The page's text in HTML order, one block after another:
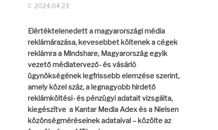
2024.04.23.
Elértéktelenedett a magyarországi média
reklámárazása, kevesebbet költenek a cégek
reklámra a Mindshare, Magyarország egyik
vezető médiatervező- és vásárló
ügynökségének legfrissebb elemzése szerint,
amely közel száz, a legnagyobb hirdető
reklámköltési- és pénzügyi adatait vizsgálta,
kiegészítve a Kantar Media Adex és a Nielsen
közönségméréseinek adataival – közölte az